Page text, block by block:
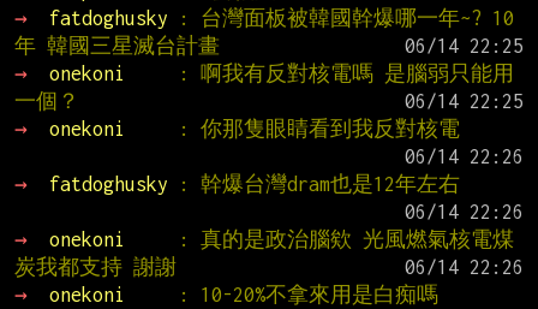
→
fatdoghusky
: 台灣面板被韓國幹爆哪一年~? 10
年 韓國三星滅台計畫
→
onekoni
: 啊我有反對核電嗎 是腦弱只能用
一個？
→
onekoni
: 你那隻眼睛看到我反對核電
→
fatdoghusky
: 幹爆台灣dram也是12年左右
→
onekoni
: 真的是政治腦欸 光風燃氣核電煤
炭我都支持 謝謝
→
onekoni
: 10-20%不拿來用是白痴嗎